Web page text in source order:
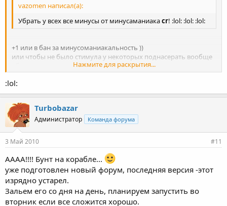
vazomen написал(а):
Убрать у всех все минусы от минусаманиакаcr! :lol: :lol: :lol:
+1 или в бан за минусоманиакальность ))
или чтобы не было стимула у некоторых поднасерать вообще
Нажмите для раскрытия...
:lol:
Turbobazar
Администратор Команда форума
3 Май 2010 #11
АААА!!!! Бунт на корабле...
уже подготовлен новый форум, последняя версия -этот
изрядно устарел.
Зальем его со дня на день, планируем запустить во
вторник если все сложится хорошо.